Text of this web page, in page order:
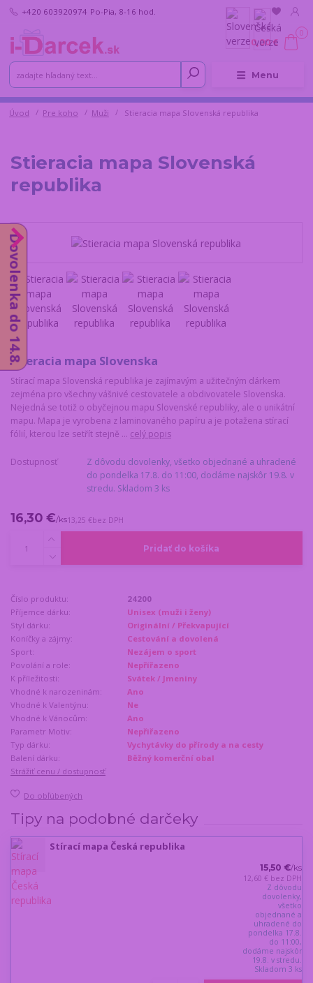
Menu
+420 603920974 Po-Pia, 8-16 hod.
0
0,00 €
Úvod Pre koho Muži Stieracia mapa Slovenská republika
Stieracia mapa Slovenská
republika
Stieracia mapa Slovenska
Stírací mapa Slovenská republika je zajímavým a užitečným dárkem
zejména pro všechny vášnivé cestovatele a obdivovatele Slovenska.
Nejedná se totiž o obyčejnou mapu Slovenské republiky, ale o unikátní
mapu. Mapa je vyrobena z laminovaného papíru a je potažena stírací
fólií, kterou lze setřít stejně ... celý popis
Dostupnosť
Z dôvodu dovolenky, všetko objednané a uhradené
do pondelka 17.8. do 11:00, dodáme najskôr 19.8. v
stredu. Skladom 3 ks
16,30 €/ks13,25 €bez DPH
Pridať do košíka
Číslo produktu:
24200
Příjemce dárku:
Unisex (muži i ženy)
Styl dárku:
Originální / Překvapující
Koníčky a zájmy:
Cestování a dovolená
Sport:
Nezájem o sport
Povolání a role:
Nepřířazeno
K příležitosti:
Svátek / Jmeniny
Vhodné k narozeninám:
Ano
Vhodné k Valentýnu:
Ne
Vhodné k Vánocům:
Ano
Parametr Motiv:
Nepřiřazeno
Typ dárku:
Vychytávky do přírody a na cesty
Balení dárku:
Běžný komerční obal
Strážiť cenu / dostupnosť
Do obľúbených
Tipy na podobné darčeky
Stírací mapa Česká republika
15,50 €/ks
12,60 € bez DPH
Z dôvodu
dovolenky,
všetko
objednané a
uhradené do
pondelka 17.8.
do 11:00,
dodáme najskôr
19.8. v stredu.
Skladom 3 ks
Dovolenka do 14.8.